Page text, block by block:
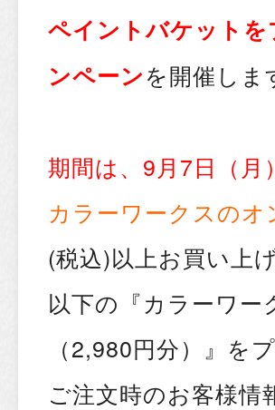
ペイントバケット
ンペーンを開催し
期間は、9月7日（月
カラーワークスの
(税込)以上お買い上
以下の『カラーワ
（2,980円分）』を
ご注文時のお客様